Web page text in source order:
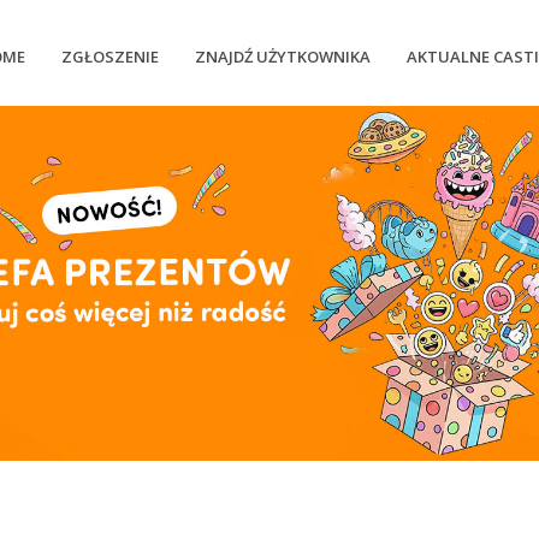
ZGŁOSZENIE ZNAJDŹ UŻYTKOWNIKA AKTUALNE